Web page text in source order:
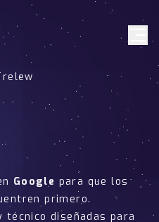
Google para que los
primero.
técnico diseñadas para